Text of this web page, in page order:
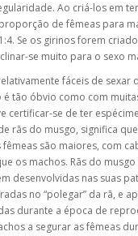
Ao criá-los em
de fêmeas para
Se os girinos forem
se muito para o sexo
fáceis de sexar
é tão óbvio como com
certificar-se de ter
rãs do musgo, significa
são maiores, com
os machos. Rãs do
desenvolvidas nas suas
no “polegar” da rã, e
durante a época de
a segurar as fêmeas